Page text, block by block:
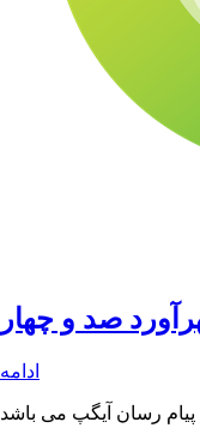
صد و چهار
ادامه